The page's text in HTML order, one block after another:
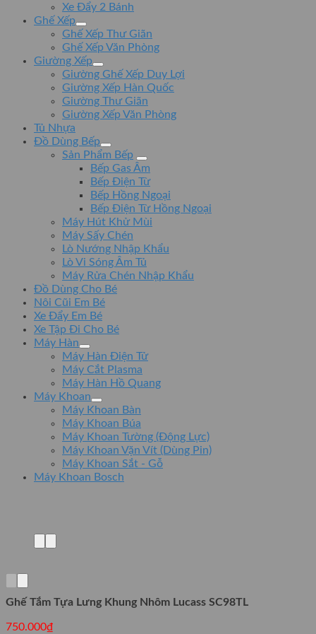
Xe Đẩy 2 Bánh
Ghế Xếp
Ghế Xếp Thư Giãn
Ghế Xếp Văn Phòng
Giường Xếp
Giường Ghế Xếp Duy Lợi
Giường Xếp Hàn Quốc
Giường Thư Giãn
Giường Xếp Văn Phòng
Tủ Nhựa
Đồ Dùng Bếp
Sản Phẩm Bếp
Bếp Gas Âm
Bếp Điện Từ
Bếp Hồng Ngoại
Bếp Điện Từ Hồng Ngoại
Máy Hút Khử Mùi
Máy Sấy Chén
Lò Nướng Nhập Khẩu
Lò Vi Sóng Âm Tủ
Máy Rửa Chén Nhập Khẩu
Đồ Dùng Cho Bé
Nôi Cũi Em Bé
Xe Đẩy Em Bé
Xe Tập Đi Cho Bé
Máy Hàn
Máy Hàn Điện Tử
Máy Cắt Plasma
Máy Hàn Hồ Quang
Máy Khoan
Máy Khoan Bàn
Máy Khoan Búa
Máy Khoan Tường (Động Lực)
Máy Khoan Vặn Vít (Dùng Pin)
Máy Khoan Sắt - Gỗ
Máy Khoan Bosch
Ghế Tắm Tựa Lưng Khung Nhôm Lucass SC98TL
750.000₫